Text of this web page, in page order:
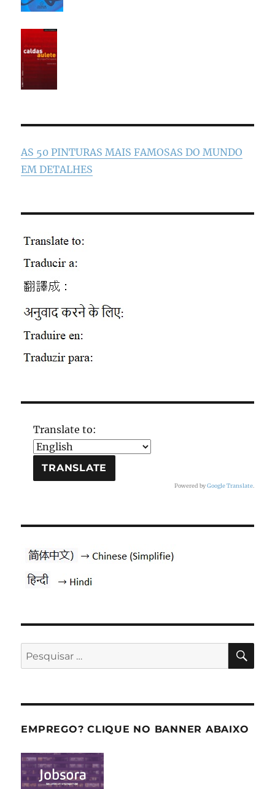
AS 50 PINTURAS MAIS FAMOSAS DO MUNDO
EM DETALHES
Translate to:
Powered byGoogle Translate.
Pesquisar
por:
EMPREGO? CLIQUE NO BANNER ABAIXO